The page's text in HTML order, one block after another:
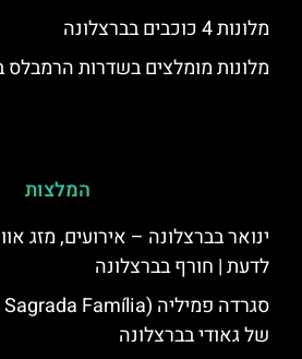
מלונות 4 כוכבים בברצלונה
מלונות מומלצים בשדרות הרמבלס
המלצות
ינואר בברצלונה – אירועים, מזג
לדעת | חורף בברצלונה
של גאודי בברצלונה